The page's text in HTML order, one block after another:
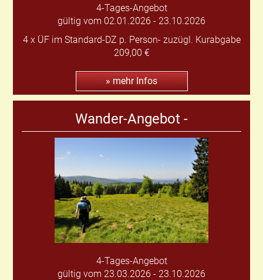
4-Tages-Angebot
gültig vom 02.01.2026 - 23.10.2026
4 x ÜF im Standard-DZ p. Person- zuzügl. Kurabgabe
209,00 €
» mehr Infos
Wander-Angebot -
4-Tages-Angebot
gültig vom 23.03.2026 - 23.10.2026